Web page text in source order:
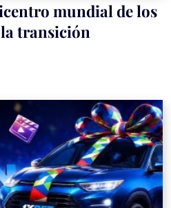
mundial de los
transición